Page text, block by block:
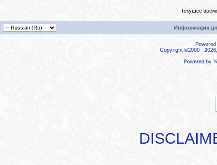
Текущее
Информация
Copyright ©2000 -
Powered by